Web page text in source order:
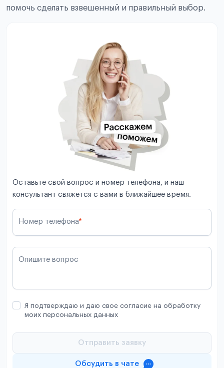
помочь сделать взвешенный и правильный выбор.
Оставьте свой вопрос и номер телефона, и наш
консультант свяжется с вами в ближайшее время.
Номер телефона*
Опишите вопрос
Я подтверждаю и даю свое согласие на обработку
моих персональных данных
Отправить заявку
Обсудить в чате